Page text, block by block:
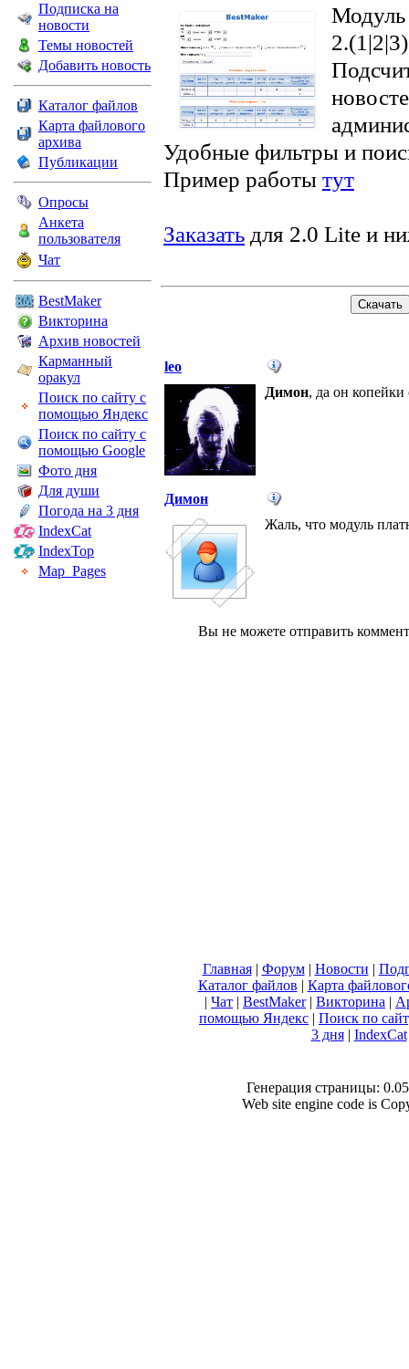
Подписка на
новости
Темы новостей
Добавить новость
Каталог файлов
Карта файлового
архива
Публикации
Опросы
Анкета
пользователя
Чат
BestMaker
Викторина
Архив новостей
Карманный
оракул
Поиск по сайту с
помощью Яндекс
Поиск по сайту с
помощью Google
Фото дня
Для души
Погода на 3 дня
IndexCat
IndexTop
Map_Pages
Модуль
Удобные фильтры и
Пример работы тут
Заказать для 2.0 Lite и
leo
Димон, да он копейки
Димон
Жаль, что модуль
Вы не можете отправить
Главная| Форум| Новости |
Каталог файлов | Карта
| Чат | BestMaker| Викторина |
помощью Яндекс | Поиск по
3 дня| IndexCat
Генерация страницы:
Web site engine code is